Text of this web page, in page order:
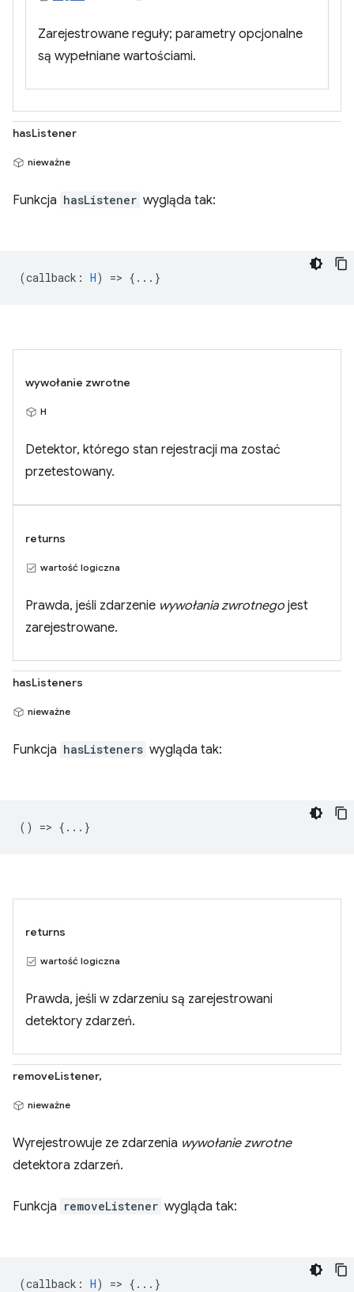
Zarejestrowane reguły; parametry opcjonalne
są wypełniane wartościami.
hasListener
nieważne
Funkcja hasListener wygląda tak:
(callback : H) => {...}
wywołanie zwrotne
H
Detektor, którego stan rejestracji ma zostać
przetestowany.
returns
wartość logiczna
Prawda, jeśli zdarzenie wywołania zwrotnego jest
zarejestrowane.
hasListeners
nieważne
Funkcja hasListeners wygląda tak:
() => {...}
returns
wartość logiczna
Prawda, jeśli w zdarzeniu są zarejestrowani
detektory zdarzeń.
removeListener,
nieważne
Wyrejestrowuje ze zdarzenia wywołanie zwrotne
detektora zdarzeń.
Funkcja removeListener wygląda tak:
(callback : H) => {...}